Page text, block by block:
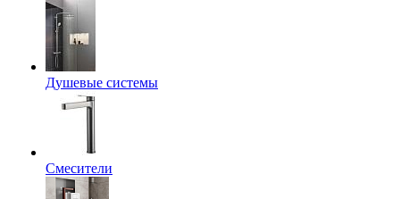
Душевые системы
Смесители